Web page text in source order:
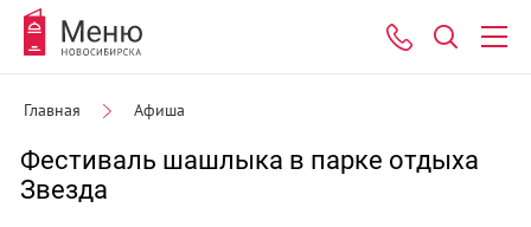
Главная Афиша
Фестиваль шашлыка в парке отдыха
Звезда